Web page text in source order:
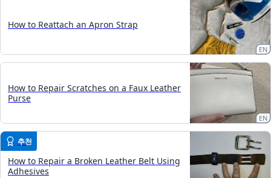
How to Reattach an Apron Strap
EN
How to Repair Scratches on a Faux Leather
Purse
EN
추천
How to Repair a Broken Leather Belt Using
Adhesives